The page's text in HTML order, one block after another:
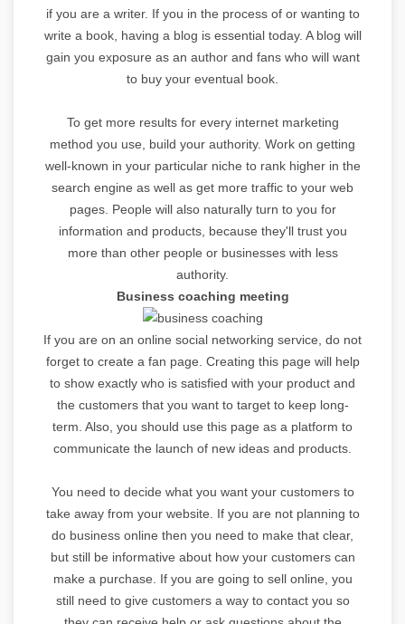
if you are a writer. If you in the process of or wanting to
write a book, having a blog is essential today. A blog will
gain you exposure as an author and fans who will want
to buy your eventual book.
To get more results for every internet marketing
method you use, build your authority. Work on getting
well-known in your particular niche to rank higher in the
search engine as well as get more traffic to your web
pages. People will also naturally turn to you for
information and products, because they'll trust you
more than other people or businesses with less
authority.
Business coaching meeting
If you are on an online social networking service, do not
forget to create a fan page. Creating this page will help
to show exactly who is satisfied with your product and
the customers that you want to target to keep long-
term. Also, you should use this page as a platform to
communicate the launch of new ideas and products.
You need to decide what you want your customers to
take away from your website. If you are not planning to
do business online then you need to make that clear,
but still be informative about how your customers can
make a purchase. If you are going to sell online, you
still need to give customers a way to contact you so